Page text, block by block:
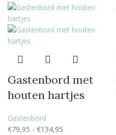
Gastenbord met
houten hartjes
Gastenbord
€79,95 - €134,95